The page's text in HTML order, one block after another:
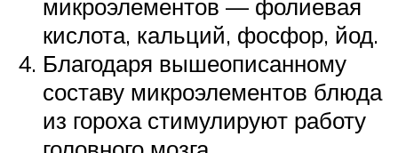
микроэлементов — фолиевая
кислота, кальций, фосфор, йод.
Благодаря вышеописанному
составу микроэлементов блюда
из гороха стимулируют работу